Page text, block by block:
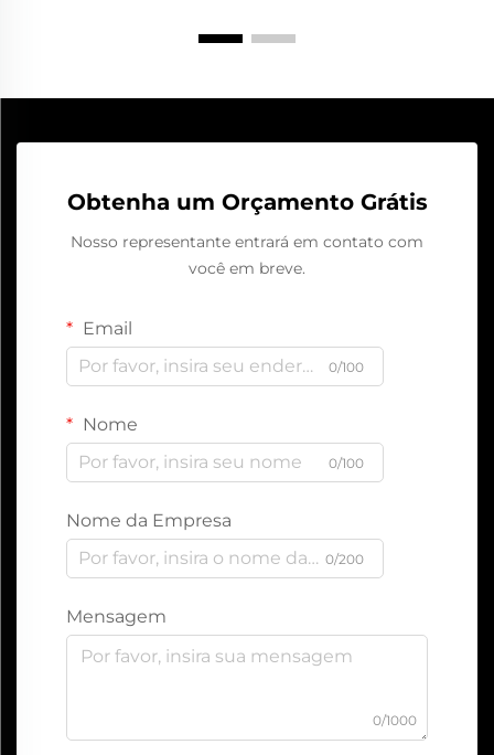
Obtenha um Orçamento Grátis
Nosso representante entrará em contato com
você em breve.
Email
0/100
Nome
0/100
Nome da Empresa
0/200
Mensagem
0/1000